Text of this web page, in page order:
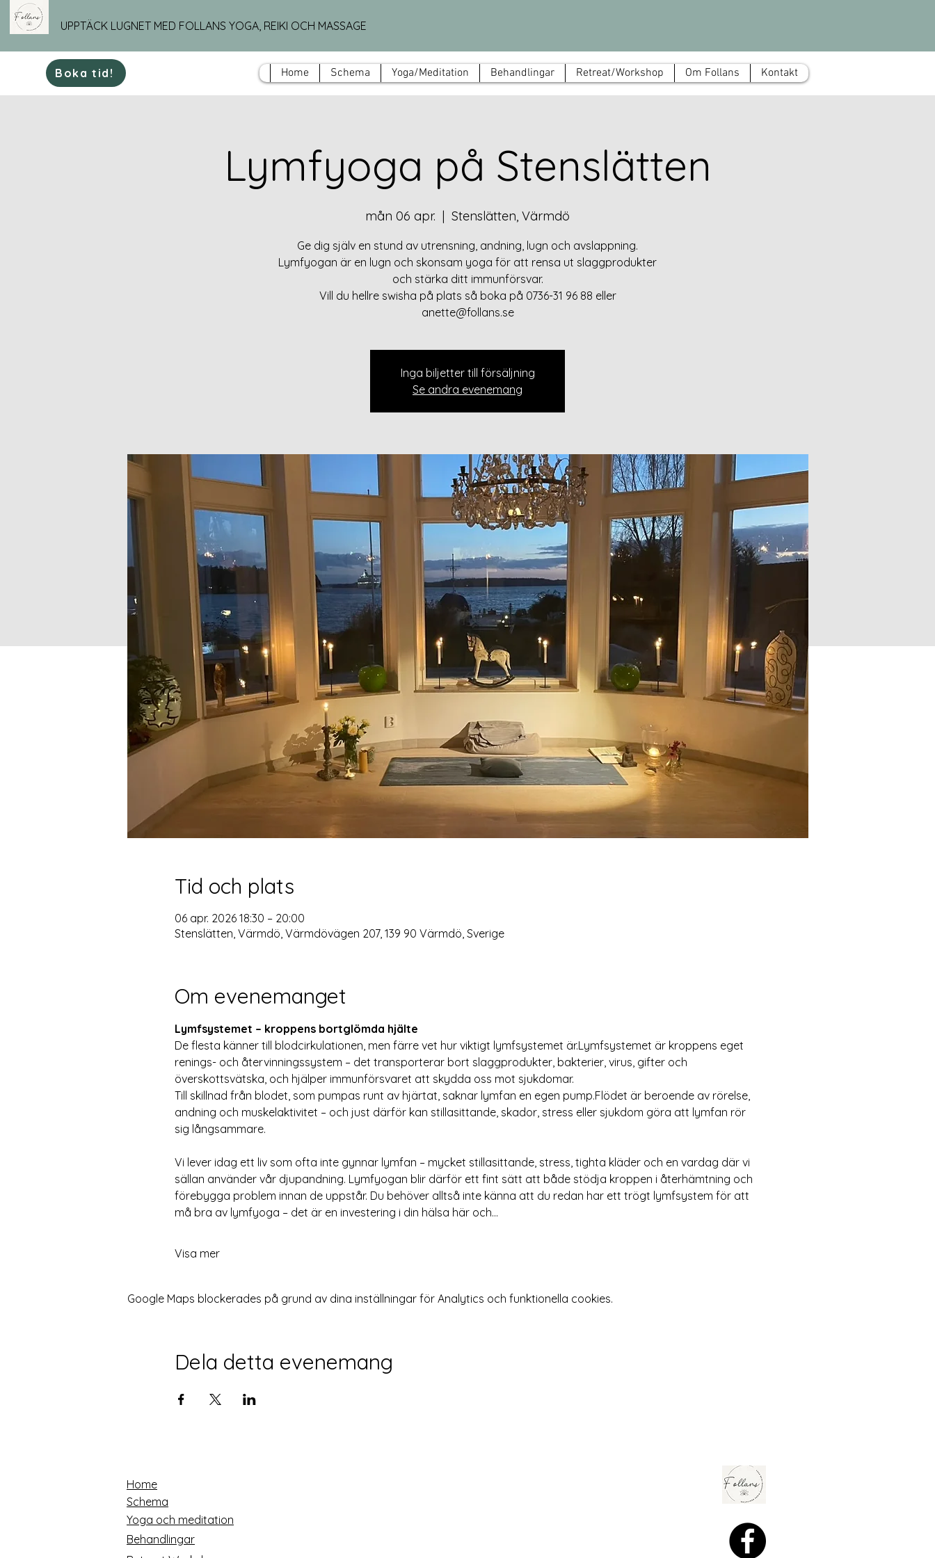
UPPTÄCK LUGNET MED FOLLANS YOGA, REIKI OCH MASSAGE
Boka tid! Home Schema Yoga/Meditation Behandlingar Retreat/Workshop Om Follans Kontakt
Lymfyoga på Stenslätten
mån 06 apr.
  |
Stenslätten, Värmdö
Ge dig själv en stund av utrensning, andning, lugn och avslappning.
Lymfyogan är en lugn och skonsam yoga för att rensa ut slaggprodukter
och stärka ditt immunförsvar.
Vill du hellre swisha på plats så boka på 0736-31 96 88 eller
anette@follans.se
Inga biljetter till försäljning
Se andra evenemang
Tid och plats
06 apr. 2026 18:30 – 20:00
Stenslätten, Värmdö, Värmdövägen 207, 139 90 Värmdö, Sverige
Om evenemanget
Lymfsystemet – kroppens bortglömda hjälte
De flesta känner till blodcirkulationen, men färre vet hur viktigt lymfsystemet är.Lymfsystemet är kroppens eget
renings- och återvinningssystem – det transporterar bort slaggprodukter, bakterier, virus, gifter och
överskottsvätska, och hjälper immunförsvaret att skydda oss mot sjukdomar.
Till skillnad från blodet, som pumpas runt av hjärtat, saknar lymfan en egen pump.Flödet är beroende av rörelse,
andning och muskelaktivitet – och just därför kan stillasittande, skador, stress eller sjukdom göra att lymfan rör
sig långsammare.
Vi lever idag ett liv som ofta inte gynnar lymfan – mycket stillasittande, stress, tighta kläder och en vardag där vi
sällan använder vår djupandning. Lymfyogan blir därför ett fint sätt att både stödja kroppen i återhämtning och
förebygga problem innan de uppstår. Du behöver alltså inte känna att du redan har ett trögt lymfsystem för att
må bra av lymfyoga – det är en investering i din hälsa här och…
Visa mer
Google Maps blockerades på grund av dina inställningar för Analytics och funktionella cookies.
Dela detta evenemang
Home
Schema
Yoga och meditation
Behandlingar